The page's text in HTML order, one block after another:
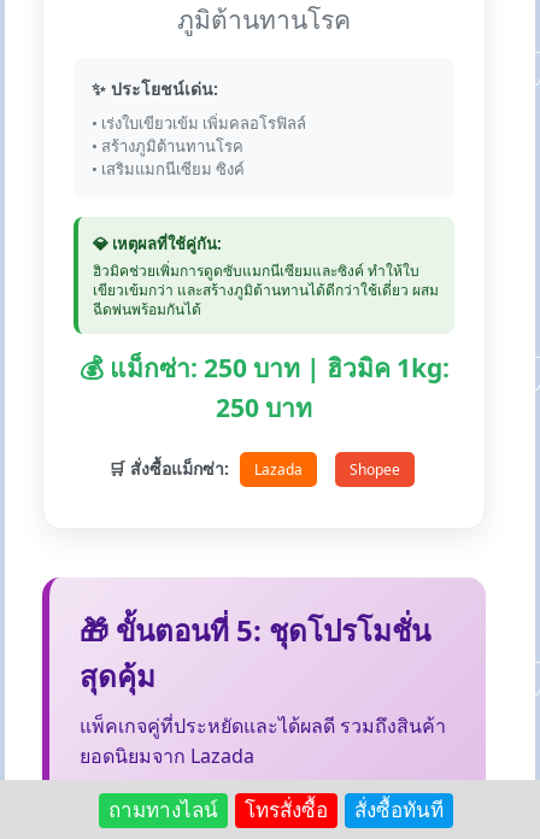
ภูมิต้านทานโรค
✨ ประโยชน์เด่น:
• เร่งใบเขียวเข้ม เพิ่มคลอโรฟิลล์
• สร้างภูมิต้านทานโรค
• เสริมแมกนีเซียม ซิงค์
💎 เหตุผลที่ใช้คู่กัน:
ฮิวมิคช่วยเพิ่มการดูดซับแมกนีเซียมและซิงค์ ทำให้ใบ
เขียวเข้มกว่า และสร้างภูมิต้านทานได้ดีกว่าใช้เดี่ยว ผสม
ฉีดพ่นพร้อมกันได้
💰 แม็กซ่า: 250 บาท | ฮิวมิค 1kg:
250 บาท
🛒 สั่งซื้อแม็กซ่า: Lazada Shopee
🎁 ขั้นตอนที่ 5: ชุดโปรโมชั่น
สุดคุ้ม
แพ็คเกจคู่ที่ประหยัดและได้ผลดี รวมถึงสินค้า
ยอดนิยมจาก Lazada
ถามทางไลน์ โทรสั่งซื้อ สั่งซื้อทันที